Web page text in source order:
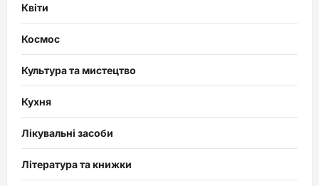
Квіти
Космос
Культура та мистецтво
Кухня
Лікувальні засоби
Література та книжки